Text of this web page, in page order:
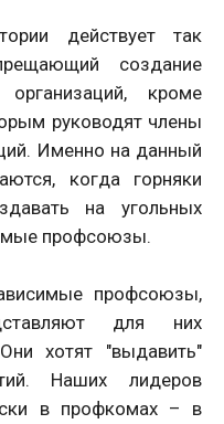
действует так
создание
кроме
руководят члены
Именно на данный
когда горняки
на угольных
профсоюзы.
профсоюзы,
для них
хотят "выдавить"
Наших лидеров
в профкомах – в